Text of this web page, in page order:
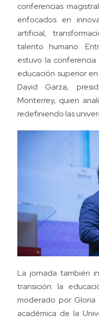
conferencias
enfocados en
artificial,
talento humano.
estuvo la
educación superior
David Garza,
Monterrey, quien
redefiniendo las
La jornada también
transición: la
moderado por Gloria
académica de la